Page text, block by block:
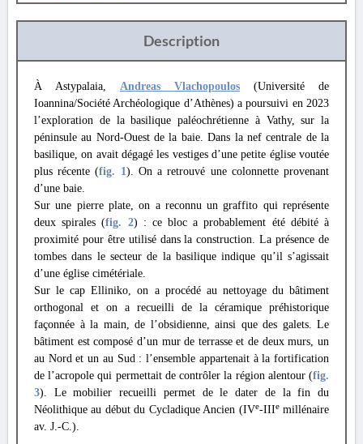
Description
À Astypalaia, Andreas Vlachopoulos (Université de
Ioannina/Société Archéologique d’Athènes) a poursuivi en 2023
l’exploration de la basilique paléochrétienne à Vathy, sur la
péninsule au Nord-Ouest de la baie. Dans la nef centrale de la
basilique, on avait dégagé les vestiges d’une petite église voutée
plus récente (fig. 1). On a retrouvé une colonnette provenant
d’une baie.
Sur une pierre plate, on a reconnu un graffito qui représente
deux spirales (fig. 2) : ce bloc a probablement été débité à
proximité pour être utilisé dans la construction. La présence de
tombes dans le secteur de la basilique indique qu’il s’agissait
d’une église cimétériale.
Sur le cap Elliniko, on a procédé au nettoyage du bâtiment
orthogonal et on a recueilli de la céramique préhistorique
façonnée à la main, de l’obsidienne, ainsi que des galets. Le
bâtiment est composé d’un mur de terrasse et de deux murs, un
au Nord et un au Sud : l’ensemble appartenait à la fortification
de l’acropole qui permettait de contrôler la région alentour (fig.
3). Le mobilier recueilli permet de le dater de la fin du
Néolithique au début du Cycladique Ancien (IVe-IIIemillénaire
av. J.-C.).